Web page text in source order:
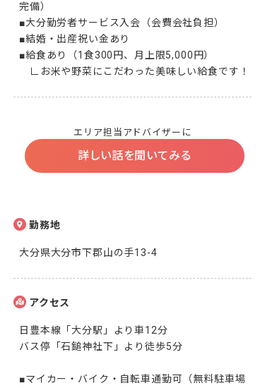
完備）
■大分勤労者サービス入会（会費会社負担）
■結婚・出産祝い金あり
■給食あり（1食300円、月上限5,000円）
∟お米や野菜にこだわった美味しい給食です！
エリア担当アドバイザーに
詳しい話を聞いてみる
勤務地
大分県大分市下郡山の手13-4
アクセス
日豊本線「大分駅」より車12分
バス停「石鎚神社下」より徒歩5分
■マイカー・バイク・自転車通勤可（無料駐車場